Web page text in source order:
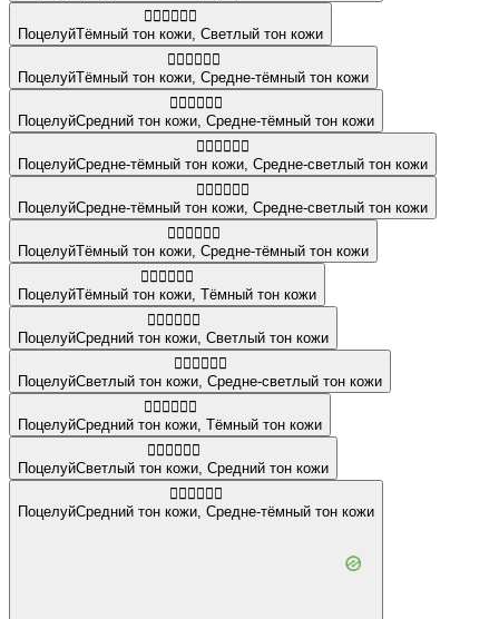
👨🏿‍❤️‍💋‍👨🏻
ПоцелуйТёмный тон кожи Светлый тон кожи
👨🏿‍❤️‍💋‍👨🏾
ПоцелуйТёмный тон кожи Средне-тёмный тон кожи
🧑🏽‍❤️‍💋‍🧑🏾
ПоцелуйСредний тон кожи Средне-тёмный тон кожи
👩🏾‍❤️‍💋‍👨🏼
ПоцелуйСредне-тёмный тон кожи Средне-светлый тон кожи
👩🏾‍❤️‍💋‍👩🏼
ПоцелуйСредне-тёмный тон кожи Средне-светлый тон кожи
🧑🏿‍❤️‍💋‍🧑🏾
ПоцелуйТёмный тон кожи Средне-тёмный тон кожи
👨🏿‍❤️‍💋‍👨🏿
ПоцелуйТёмный тон кожи Тёмный тон кожи
🧑🏽‍❤️‍💋‍🧑🏻
ПоцелуйСредний тон кожи Светлый тон кожи
🧑🏻‍❤️‍💋‍🧑🏼
ПоцелуйСветлый тон кожи Средне-светлый тон кожи
👩🏽‍❤️‍💋‍👩🏿
ПоцелуйСредний тон кожи Тёмный тон кожи
🧑🏻‍❤️‍💋‍🧑🏽
ПоцелуйСветлый тон кожи Средний тон кожи
👩🏽‍❤️‍💋‍👨🏾
ПоцелуйСредний тон кожи Средне-тёмный тон кожи